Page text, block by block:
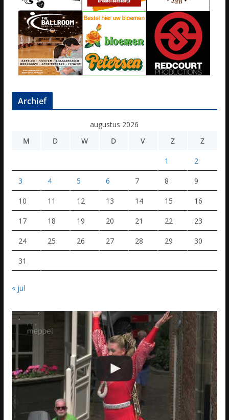
Archief
augustus 2026
M
D W D V Z Z
1 2
3 4 5 6 7 8 9
10 11 12 13 14 15 16
17 18 19 20 21 22 23
24 25 26 27 28 29 30
31
« jul